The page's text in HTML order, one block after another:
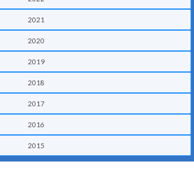
2021
2020
2019
2018
2017
2016
2015